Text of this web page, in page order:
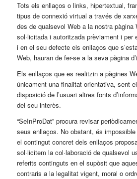
Tots els enllaços o links, hipertextual,
tipus de connexió virtual a través de
des de qualsevol Web a la nostra pàgina
sol·licitada i autoritzada prèviament i per
i en el seu defecte els enllaços que
Web, hauran de fer-se a la seva pàgina
Els enllaços que es realitzin a pàgines
únicament una finalitat orientativa, sent
disposició de l’usuari altres fonts
del seu interès.
“SeInProDat” procura revisar
seus enllaços. No obstant, és
el contingut concret dels enllaços
sol·licitem la col·laboració de qualsevol
referits continguts en el supòsit que
contraris a la legalitat vigent, moral o